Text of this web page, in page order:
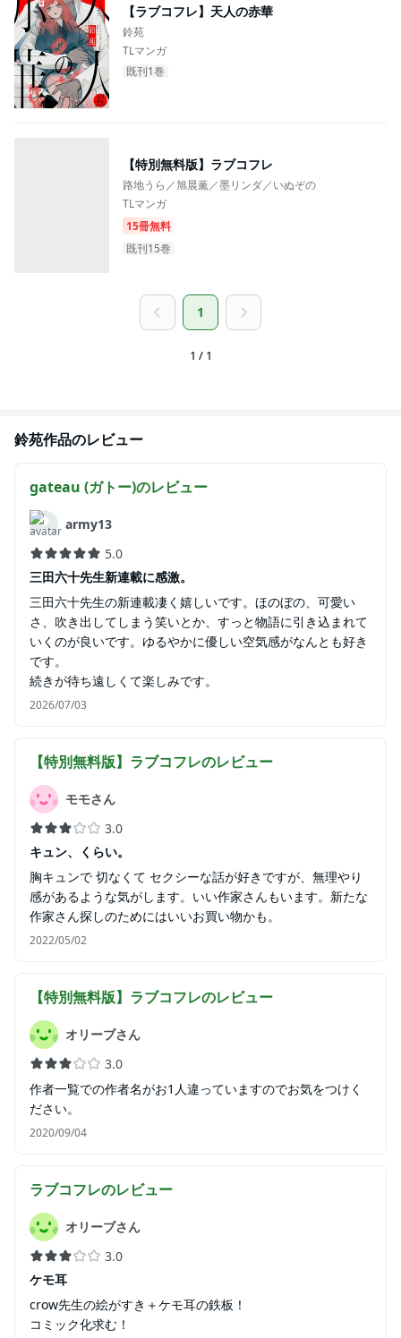
【ラブコフレ】天人の赤華
鈴苑
TLマンガ
既刊1巻
【特別無料版】ラブコフレ
路地うら／旭晨薫／墨リンダ／いぬぞの
TLマンガ
15冊無料
既刊15巻
1
1 / 1
鈴苑作品のレビュー
gateau (ガトー)のレビュー
army13
5.0
三田六十先生新連載に感激。
三田六十先生の新連載凄く嬉しいです。ほのぼの、可愛い
さ、吹き出してしまう笑いとか、すっと物語に引き込まれて
いくのが良いです。ゆるやかに優しい空気感がなんとも好き
です。
続きが待ち遠しくて楽しみです。
2026/07/03
【特別無料版】ラブコフレのレビュー
モモさん
3.0
キュン、くらい。
胸キュンで 切なくて セクシーな話が好きですが、無理やり
感があるような気がします。いい作家さんもいます。新たな
作家さん探しのためにはいいお買い物かも。
2022/05/02
【特別無料版】ラブコフレのレビュー
オリーブさん
3.0
作者一覧での作者名がお1人違っていますのでお気をつけく
ださい。
2020/09/04
ラブコフレのレビュー
オリーブさん
3.0
ケモ耳
crow先生の絵がすき＋ケモ耳の鉄板！
コミック化求む！